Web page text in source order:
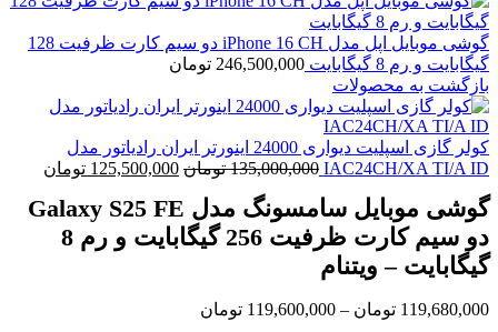
گوشی موبایل اپل مدل iPhone 16 CH دو سیم کارت ظرفیت 128
گیگابایت و رم 8 گیگابایت
246,500,000 تومان
بازگشت به محصولات
کولر گازی اسپلیت دیواری 24000 اینورتر ایران رادیاتور مدل
IAC24CH/XA TI/A ID
135,000,000 تومان قیمت
135,000,000 تومان
بود.
125,500,000 تومان
گوشی موبایل سامسونگ مدل Galaxy S25 FE
دو سیم کارت ظرفیت 256 گیگابایت و رم 8
گیگابایت – ویتنام
119,680,000 تومان –
119,600,000 تومان